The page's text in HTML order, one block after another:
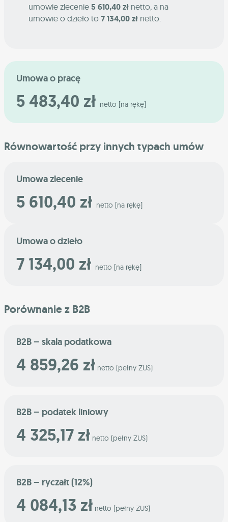
umowie zlecenie 5 610,40 zł netto, a na
umowie o dzieło to 7 134,00 zł netto.
Umowa o pracę
5 483,40 zł netto [na rękę]
Równowartość przy innych typach umów
Umowa zlecenie
5 610,40 zł netto [na rękę]
Umowa o dzieło
7 134,00 zł netto [na rękę]
Porównanie z B2B
B2B – skala podatkowa
4 859,26 zł netto (pełny ZUS)
B2B – podatek liniowy
4 325,17 zł netto (pełny ZUS)
B2B – ryczałt (12%)
4 084,13 zł netto (pełny ZUS)